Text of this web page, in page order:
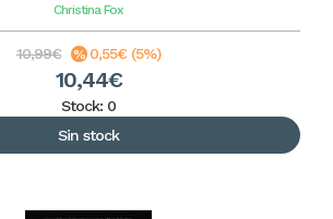
Christina Fox
10,99€ 0,55€ (5%)
10,44€
Stock: 0
Sin stock